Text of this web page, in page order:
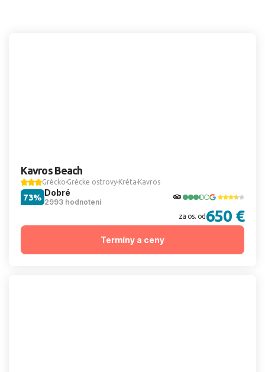
Kavros Beach
Grécko Grécke ostrovy Kréta Kavros
Dobré
2993 hodnotení
73%
za os. od 650 €
Termíny a ceny